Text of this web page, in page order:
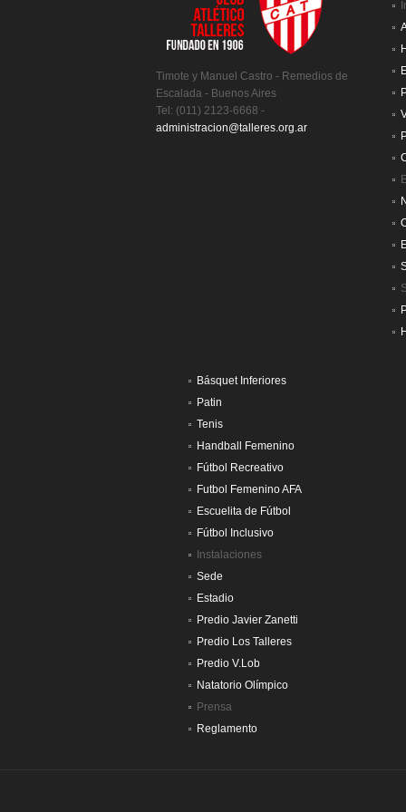
Timote y Manuel Castro - Remedios de
Escalada - Buenos Aires
Tel: (011) 2123-6668 -
administracion@talleres.org.ar
Básquet Inferiores
Patin
Tenis
Handball Femenino
Fútbol Recreativo
Futbol Femenino AFA
Escuelita de Fútbol
Fútbol Inclusivo
Instalaciones
Sede
Estadio
Predio Javier Zanetti
Predio Los Talleres
Predio V.Lob
Natatorio Olímpico
Prensa
Reglamento